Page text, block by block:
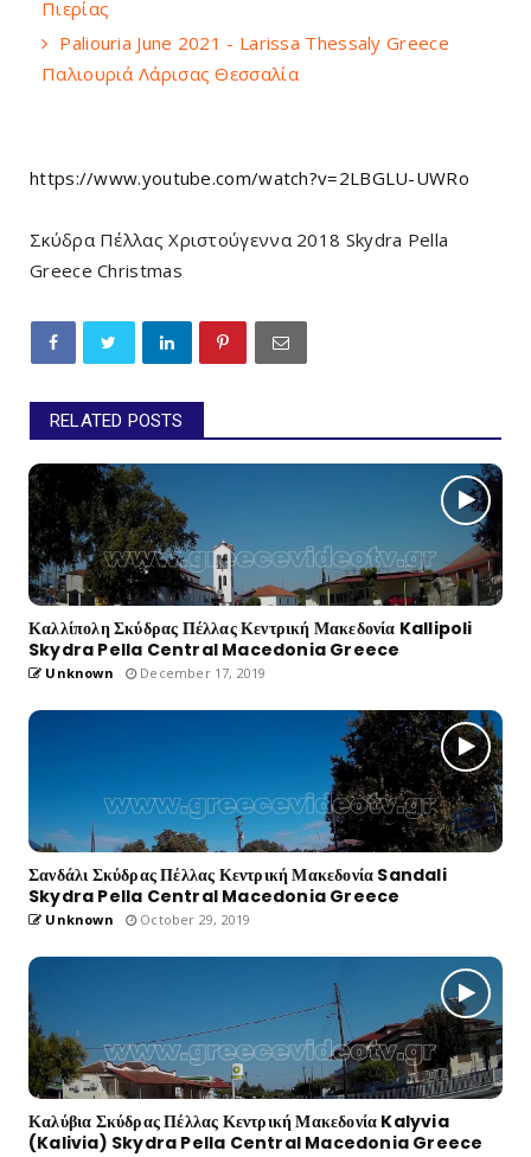
Πιερίας
Paliouria June 2021 - Larissa Thessaly Greece
Παλιουριά Λάρισας Θεσσαλία
https://www.youtube.com/watch?v=2LBGLU-UWRo
Σκύδρα Πέλλας Χριστούγεννα 2018 Skydra Pella
Greece Christmas
RELATED POSTS
Καλλίπολη Σκύδρας Πέλλας Κεντρική Μακεδονία Kallipoli
Skydra Pella Central Macedonia Greece
Unknown December 17, 2019
Σανδάλι Σκύδρας Πέλλας Κεντρική Μακεδονία Sandali
Skydra Pella Central Macedonia Greece
Unknown October 29, 2019
Καλύβια Σκύδρας Πέλλας Κεντρική Μακεδονία Kalyvia
(Kalivia) Skydra Pella Central Macedonia Greece